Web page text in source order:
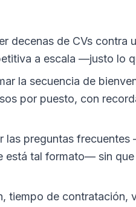
decenas de CVs contra
a escala —justo lo
la secuencia de
por puesto, con
las preguntas
está tal formato— sin
tiempo de contratación,